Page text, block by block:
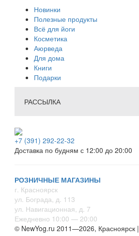
Новинки
Полезные продукты
Всё для йоги
Косметика
Аюрведа
Для дома
Книги
Подарки
РАССЫЛКА
+7 (391) 292-22-32
Доставка по будням с 12:00 до 20:00
РОЗНИЧНЫЕ МАГАЗИНЫ
г. Красноярск
ул. Бограда, д. 113
ул. Навигационная, д. 7
Ежедневно 10:00 — 20:00
© NewYog.ru 2011—2026, Красноярск |